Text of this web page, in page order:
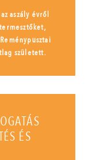
aszály évről
született.
ÉS